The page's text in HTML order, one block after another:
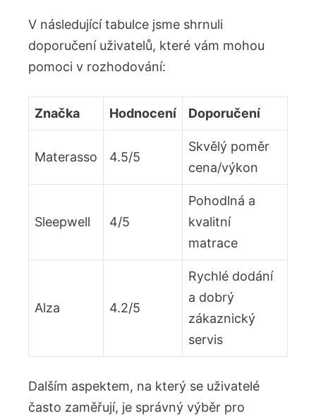
V následující tabulce jsme shrnuli
doporučení uživatelů, které vám mohou
pomoci v rozhodování:
Značka Hodnocení Doporučení
Materasso 4.5/5
Skvělý poměr
cena/výkon
Sleepwell 4/5
Pohodlná a
kvalitní
matrace
Alza 4.2/5
Rychlé dodání
a dobrý
zákaznický
servis
Dalším aspektem, na který se uživatelé
často zaměřují, je správný výběr pro